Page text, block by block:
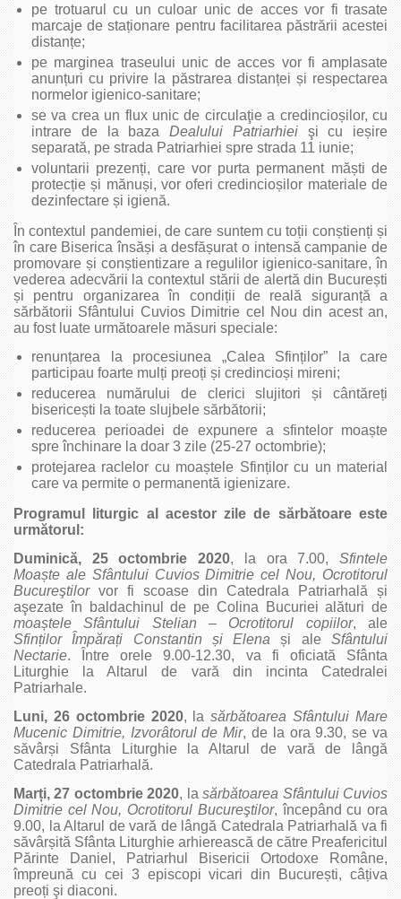
pe trotuarul cu un culoar unic de acces vor fi trasate
marcaje de staționare pentru facilitarea păstrării acestei
distanțe;
pe marginea traseului unic de acces vor fi amplasate
anunțuri cu privire la păstrarea distanței și respectarea
normelor igienico-sanitare;
se va crea un flux unic de circulaţie a credincioșilor, cu
intrare de la baza Dealului Patriarhieişi cu ieșire
separată, pe strada Patriarhiei spre strada 11 iunie;
voluntarii prezenți, care vor purta permanent măști de
protecție și mănuși, vor oferi credincioșilor materiale de
dezinfectare și igienă.
În contextul pandemiei, de care suntem cu toții conștienți și
în care Biserica însăși a desfășurat o intensă campanie de
promovare și conștientizare a regulilor igienico-sanitare, în
vederea adecvării la contextul stării de alertă din București
și pentru organizarea în condiții de reală siguranță a
sărbătorii Sfântului Cuvios Dimitrie cel Nou din acest an,
au fost luate următoarele măsuri speciale:
renunțarea la procesiunea „Calea Sfinților” la care
participau foarte mulți preoți și credincioși mireni;
reducerea numărului de clerici slujitori și cântăreți
bisericești la toate slujbele sărbătorii;
reducerea perioadei de expunere a sfintelor moaște
spre închinare la doar 3 zile (25-27 octombrie);
protejarea raclelor cu moaștele Sfinților cu un material
care va permite o permanentă igienizare.
Programul liturgic al acestor zile de sărbătoare este
următorul:
Duminică, 25 octombrie 2020, la ora 7.00,Sfintele
Moaște ale Sfântului Cuvios Dimitrie cel Nou, Ocrotitorul
Bucureştilorvor fi scoase din Catedrala Patriarhală și
aşezate în baldachinul de pe Colina Bucuriei alături de
moaștele Sfântului Stelian – Ocrotitorul copiilor, ale
Sfinților Împărați Constantin și Elena și aleSfântului
Nectarie. Între orele 9.00-12.30, va fi oficiată Sfânta
Liturghie la Altarul de vară din incinta Catedralei
Patriarhale.
Luni, 26 octombrie 2020, lasărbătoarea Sfântului Mare
Mucenic Dimitrie, Izvorâtorul de Mir, de la ora 9.30, se va
săvârși Sfânta Liturghie la Altarul de vară de lângă
Catedrala Patriarhală.
Marți, 27 octombrie 2020, lasărbătoarea Sfântului Cuvios
Dimitrie cel Nou, Ocrotitorul Bucureştilor, începând cu ora
9.00, la Altarul de vară de lângă Catedrala Patriarhală va fi
săvârșită Sfânta Liturghie arhierească de către Preafericitul
Părinte Daniel, Patriarhul Bisericii Ortodoxe Române,
împreună cu cei 3 episcopi vicari din București, câțiva
preoți şi diaconi.